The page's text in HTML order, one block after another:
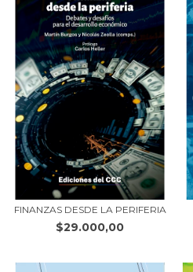
FINANZAS DESDE LA PERIFERIA
$29.000,00